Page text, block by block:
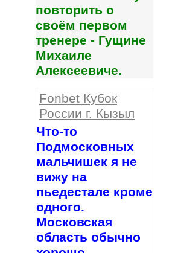
повторить о
своём первом
тренере - Гущине
Михаиле
Алексеевиче.
Fonbet Кубок
России г. Кызыл
Что-то
Подмосковных
мальчишек я не
вижу на
пьедестале кроме
одного.
Московская
область обычно